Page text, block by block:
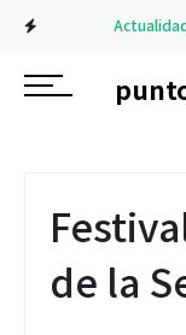
Actualidad
de la